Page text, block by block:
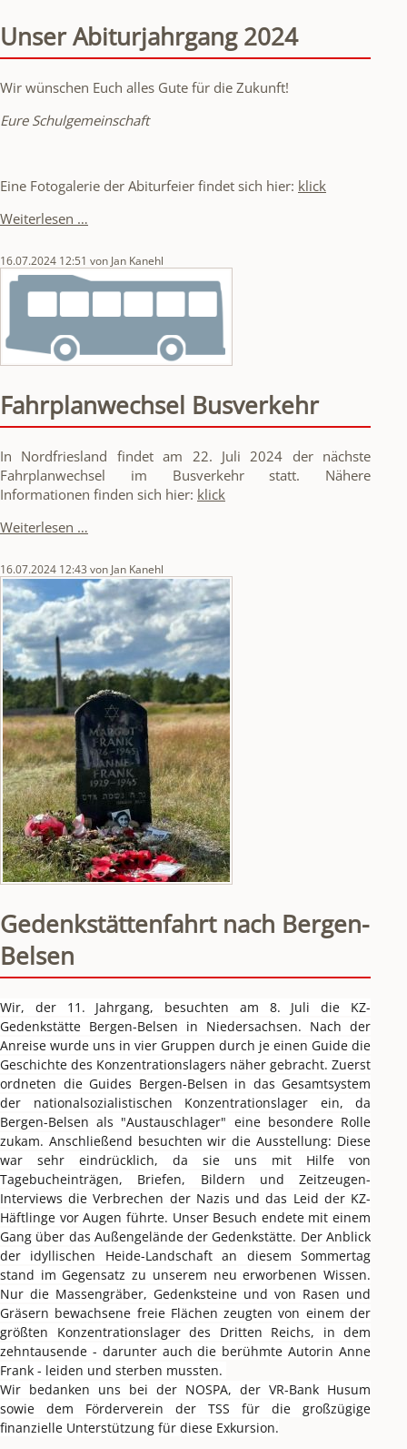
Unser Abiturjahrgang 2024
Wir wünschen Euch alles Gute für die Zukunft!
Eure Schulgemeinschaft
Eine Fotogalerie der Abiturfeier findet sich hier: klick
Weiterlesen …
2024
16.07.2024 12:51 von Jan Kanehl
Fahrplanwechsel Busverkehr
In Nordfriesland findet am 22. Juli 2024 der nächste
Fahrplanwechsel im Busverkehr statt. Nähere
Informationen finden sich hier: klick
Weiterlesen …
16.07.2024 12:43 von Jan Kanehl
Gedenkstättenfahrt nach Bergen-
Belsen
Wir, der 11. Jahrgang, besuchten am 8. Juli die KZ-
Gedenkstätte Bergen-Belsen in Niedersachsen. Nach der
Anreise wurde uns in vier Gruppen durch je einen Guide die
Geschichte des Konzentrationslagers näher gebracht. Zuerst
ordneten die Guides Bergen-Belsen in das Gesamtsystem
der nationalsozialistischen Konzentrationslager ein, da
Bergen-Belsen als "Austauschlager" eine besondere Rolle
zukam. Anschließend besuchten wir die Ausstellung: Diese
war sehr eindrücklich, da sie uns mit Hilfe von
Tagebucheinträgen, Briefen, Bildern und Zeitzeugen-
Interviews die Verbrechen der Nazis und das Leid der KZ-
Häftlinge vor Augen führte. Unser Besuch endete mit einem
Gang über das Außengelände der Gedenkstätte. Der Anblick
der idyllischen Heide-Landschaft an diesem Sommertag
stand im Gegensatz zu unserem neu erworbenen Wissen.
Nur die Massengräber, Gedenksteine und von Rasen und
Gräsern bewachsene freie Flächen zeugten von einem der
größten Konzentrationslager des Dritten Reichs, in dem
zehntausende - darunter auch die berühmte Autorin Anne
Frank - leiden und sterben mussten.
Wir bedanken uns bei der NOSPA, der VR-Bank Husum
sowie dem Förderverein der TSS für die großzügige
finanzielle Unterstützung für diese Exkursion.